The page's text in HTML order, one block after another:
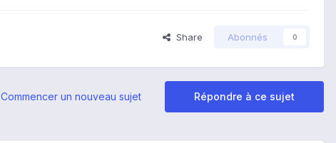
Share Abonnés 0
Répondre à ce sujet
Commencer un nouveau sujet